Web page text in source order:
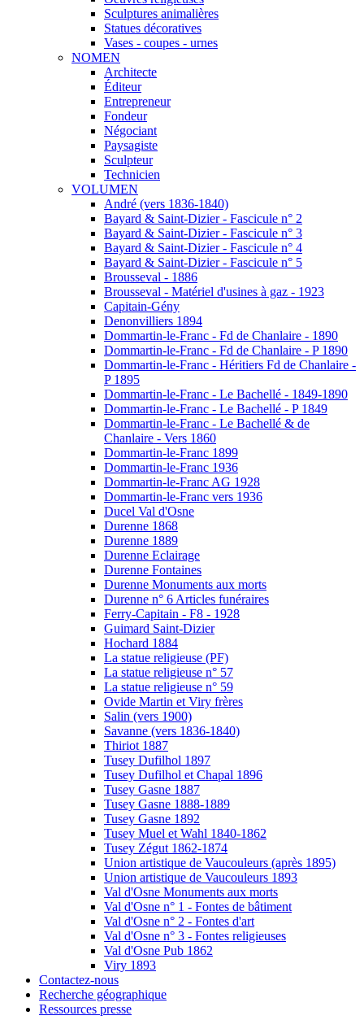
Sculptures animalières
Statues décoratives
Vases - coupes - urnes
NOMEN
Architecte
Éditeur
Entrepreneur
Fondeur
Négociant
Paysagiste
Sculpteur
Technicien
VOLUMEN
André (vers 1836-1840)
Bayard & Saint-Dizier - Fascicule n° 2
Bayard & Saint-Dizier - Fascicule n° 3
Bayard & Saint-Dizier - Fascicule n° 4
Bayard & Saint-Dizier - Fascicule n° 5
Brousseval - 1886
Brousseval - Matériel d'usines à gaz - 1923
Capitain-Gény
Denonvilliers 1894
Dommartin-le-Franc - Fd de Chanlaire - 1890
Dommartin-le-Franc - Fd de Chanlaire - P 1890
Dommartin-le-Franc - Héritiers Fd de Chanlaire -
P 1895
Dommartin-le-Franc - Le Bachellé - 1849-1890
Dommartin-le-Franc - Le Bachellé - P 1849
Dommartin-le-Franc - Le Bachellé & de
Chanlaire - Vers 1860
Dommartin-le-Franc 1899
Dommartin-le-Franc 1936
Dommartin-le-Franc AG 1928
Dommartin-le-Franc vers 1936
Ducel Val d'Osne
Durenne 1868
Durenne 1889
Durenne Eclairage
Durenne Fontaines
Durenne Monuments aux morts
Durenne n° 6 Articles funéraires
Ferry-Capitain - F8 - 1928
Guimard Saint-Dizier
Hochard 1884
La statue religieuse (PF)
La statue religieuse n° 57
La statue religieuse n° 59
Ovide Martin et Viry frères
Salin (vers 1900)
Savanne (vers 1836-1840)
Thiriot 1887
Tusey Dufilhol 1897
Tusey Dufilhol et Chapal 1896
Tusey Gasne 1887
Tusey Gasne 1888-1889
Tusey Gasne 1892
Tusey Muel et Wahl 1840-1862
Tusey Zégut 1862-1874
Union artistique de Vaucouleurs (après 1895)
Union artistique de Vaucouleurs 1893
Val d'Osne Monuments aux morts
Val d'Osne n° 1 - Fontes de bâtiment
Val d'Osne n° 2 - Fontes d'art
Val d'Osne n° 3 - Fontes religieuses
Val d'Osne Pub 1862
Viry 1893
Contactez-nous
Recherche géographique
Ressources presse